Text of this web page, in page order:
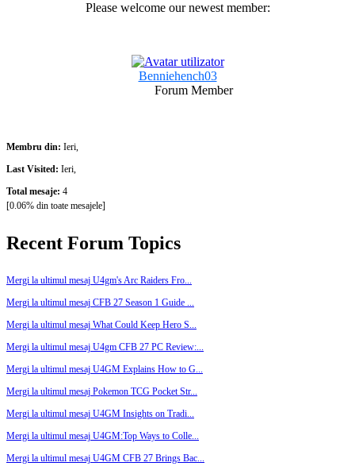
Please welcome our newest member:
Benniehench03
Forum Member
Membru din: Ieri,
Last Visited: Ieri,
Total mesaje: 4
[0.06% din toate mesajele]
Recent Forum Topics
Mergi la ultimul mesaj U4gm's Arc Raiders Fro...
Mergi la ultimul mesaj CFB 27 Season 1 Guide ...
Mergi la ultimul mesaj What Could Keep Hero S...
Mergi la ultimul mesaj U4gm CFB 27 PC Review:...
Mergi la ultimul mesaj U4GM Explains How to G...
Mergi la ultimul mesaj Pokemon TCG Pocket Str...
Mergi la ultimul mesaj U4GM Insights on Tradi...
Mergi la ultimul mesaj U4GM:Top Ways to Colle...
Mergi la ultimul mesaj U4GM CFB 27 Brings Bac...